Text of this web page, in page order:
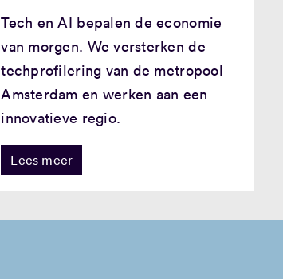
Tech en AI bepalen de economie
van morgen. We versterken de
techprofilering van de metropool
Amsterdam en werken aan een
innovatieve regio.
Lees meer